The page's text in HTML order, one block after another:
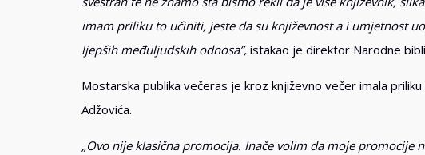
imam priliku to učiniti, jeste da su književnost a i umjetnost
ljepših međuljudskih odnosa”, istakao je direktor Narodne
Mostarska publika večeras je kroz književno večer imala
Adžovića.
„Ovo nije klasična promocija. Inače volim da moje promocije